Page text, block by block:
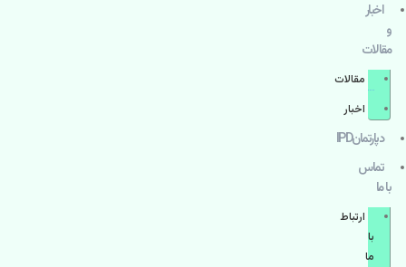
اخبار
و
مقالات
مقالات
اخبار
دپارتمانIPD
تماس
با ما
ارتباط
با
ما